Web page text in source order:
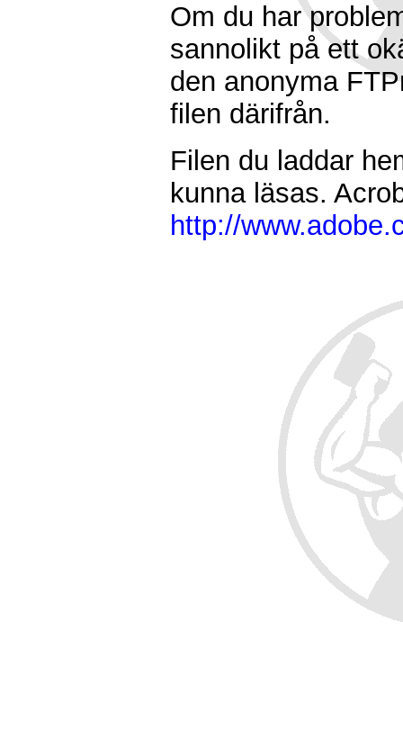
Om du har
sannolikt på ett
den anonyma
filen därifrån.
Filen du laddar
kunna läsas.
http://